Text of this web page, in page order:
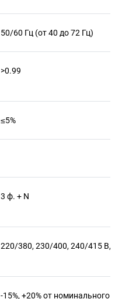
50/60 Гц (от 40 до 72 Гц)
>0.99
≤5%
3 ф. + N
220/380, 230/400, 240/415 В,
-15%, +20% от номинального